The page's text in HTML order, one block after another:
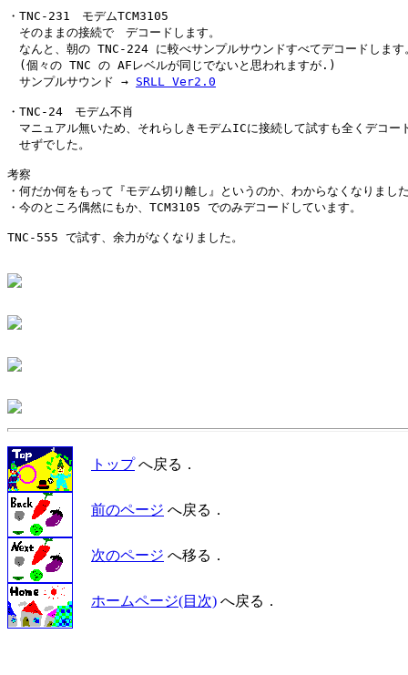
・TNC-231　モデムTCM3105
そのままの接続で　デコードします。
なんと、朝の TNC-224 に較べサンプルサウンドすべてデコードします
(個々の TNC の AFレベルが同じでないと思われますが.)
サンプルサウンド → SRLL Ver2.0
・TNC-24　モデム不肖
マニュアル無いため、それらしきモデムICに接続して試すも全くデコー
せずでした。
考察
・何だか何をもって『モデム切り離し』というのか、わからなくなりまし
・今のところ偶然にもか、TCM3105 でのみデコードしています。
TNC-555 で試す、余力がなくなりました。
トップへ戻る．
前のページ へ戻る．
次のページ へ移る．
ホームページ(目次) へ戻る．